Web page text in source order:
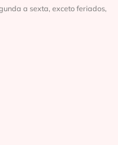
a sexta, exceto feriados,